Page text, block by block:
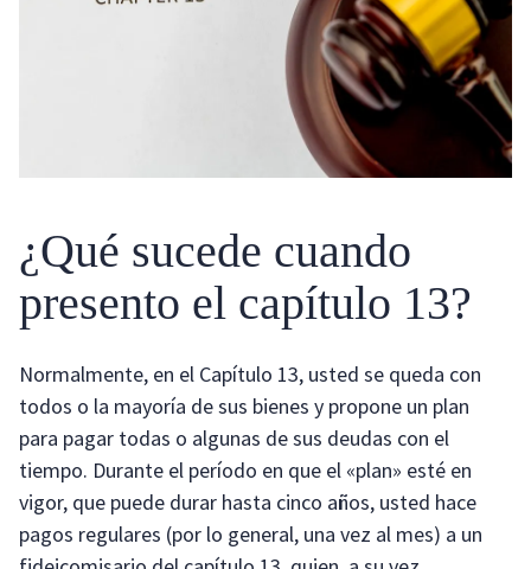
¿Qué sucede cuando
presento el capítulo 13?
Normalmente, en el Capítulo 13, usted se queda con
todos o la mayoría de sus bienes y propone un plan
para pagar todas o algunas de sus deudas con el
tiempo. Durante el período en que el «plan» esté en
vigor, que puede durar hasta cinco años, usted hace
pagos regulares (por lo general, una vez al mes) a un